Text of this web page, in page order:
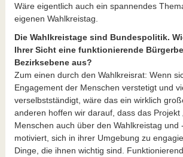
Wäre eigentlich auch ein spannendes
eigenen Wahlkreistag.
Die Wahlkreistage sind Bundespolitik.
Ihrer Sicht eine funktionierende
Bezirksebene aus?
Zum einen durch den Wahlkreisrat: Wenn
Engagement der Menschen verstetigt und
verselbstständigt, wäre das ein wirklich
anderen hoffen wir darauf, dass das Projekt
Menschen auch über den Wahlkreistag und
motiviert, sich in ihrer Umgebung zu
Dinge, die ihnen wichtig sind.